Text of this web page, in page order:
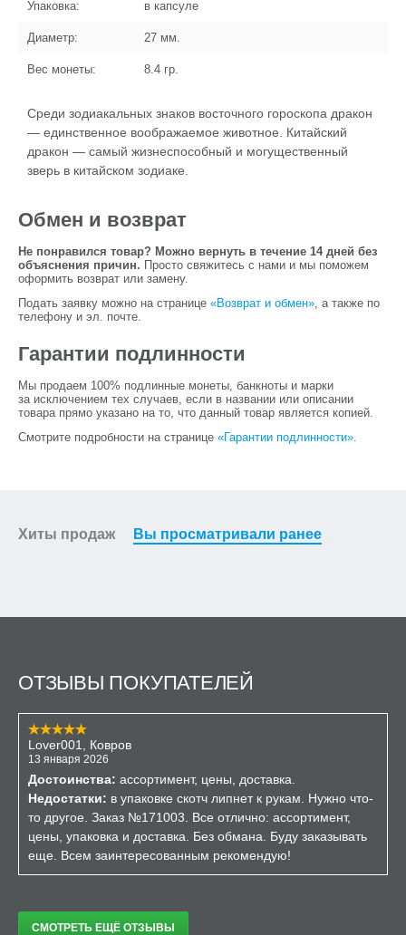
Упаковка: в капсуле
Диаметр: 27 мм.
Вес монеты: 8.4 гр.
Среди зодиакальных знаков восточного гороскопа дракон
— единственное воображаемое животное. Китайский
дракон — самый жизнеспособный и могущественный
зверь в китайском зодиаке.
Обмен и возврат
Не понравился товар? Можно вернуть в течение 14 дней без
объяснения причин. Просто свяжитесь с нами и мы поможем
оформить возврат или замену.
Подать заявку можно на странице «Возврат и обмен», а также по
телефону и эл. почте.
Гарантии подлинности
Мы продаем 100% подлинные монеты, банкноты и марки
за исключением тех случаев, если в названии или описании
товара прямо указано на то, что данный товар является копией.
Смотрите подробности на странице «Гарантии подлинности».
Хиты продаж Вы просматривали ранее
ОТЗЫВЫ ПОКУПАТЕЛЕЙ
Lover001, Ковров
13 января 2026
Достоинства: ассортимент, цены, доставка.
Недостатки: в упаковке скотч липнет к рукам. Нужно что-
то другое. Заказ №171003. Все отлично: ассортимент,
цены, упаковка и доставка. Без обмана. Буду заказывать
еще. Всем заинтересованным рекомендую!
СМОТРЕТЬ ЕЩЁ ОТЗЫВЫ